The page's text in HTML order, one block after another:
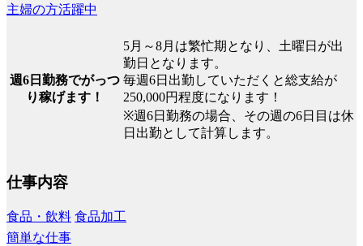
主婦の方活躍中
週6日勤務でがっつ
り稼げます！
5月～8月は繁忙期となり、土曜日が出
勤日となります。
毎週6日出勤していただくと総支給が
250,000円程度になります！
※週6日勤務の場合、その週の6日目は休
日出勤として計算します。
仕事内容
食品・飲料 食品加工
簡単な仕事